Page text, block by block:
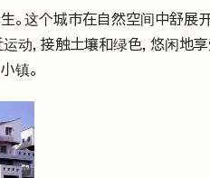
。这个城市在自然空间中舒展
动，接触土壤和绿色，悠闲
镇。